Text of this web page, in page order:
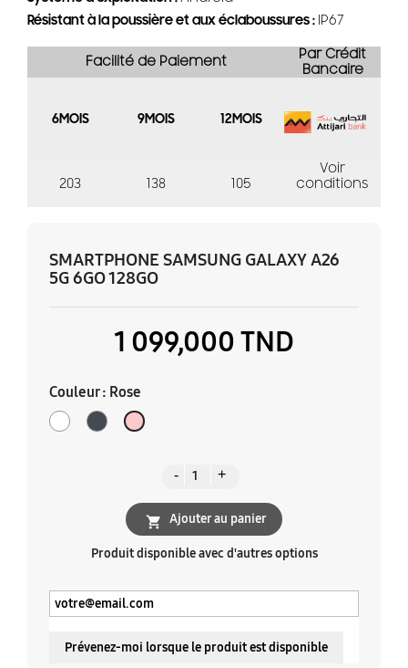
Résistant à la poussière et aux éclaboussures : IP67
Facilité de Paiement
Par Crédit
Bancaire
6MOIS 9MOIS 12MOIS
203 138 105
Voir
conditions
SMARTPHONE SAMSUNG GALAXY A26
5G 6GO 128GO
1 099,000 TND
Couleur : Rose
Blanc Noir Rose
 Ajouter au panier
Produit disponible avec d'autres options
Prévenez-moi lorsque le produit est disponible